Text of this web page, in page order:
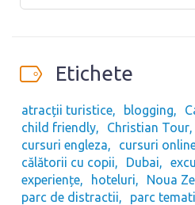
Etichete
atracții turistice blogging
child friendly
Christian Tour
cursuri engleza
cursuri
călătorii cu copii
Dubai
experiențe
hoteluri Noua
parc de distractii
parc